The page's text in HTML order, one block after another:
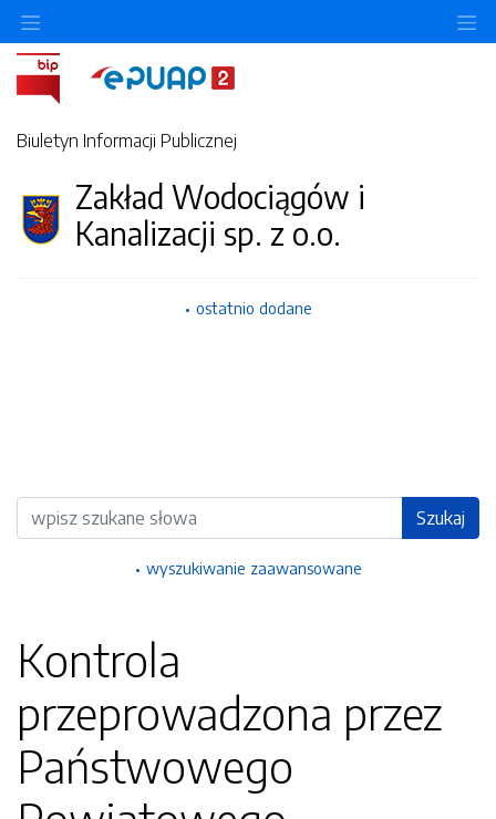
Biuletyn Informacji Publicznej
Zakład Wodociągów i
Kanalizacji sp. z o.o.
ostatnio dodane
Wyszukiwarka Szukaj
wyszukiwanie zaawansowane
Kontrola
przeprowadzona przez
Państwowego